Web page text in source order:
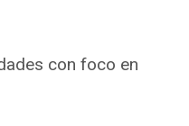
con foco en